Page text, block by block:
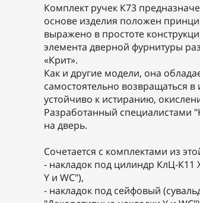
Комплект ручек К73
основе изделия положен
выражено в простоте
элемента дверной фурнитуры
«Крит».
Как и другие модели, она
самостоятельно возвращаться
устойчиво к истиранию,
Разработанный специалистами
на дверь.
Сочетается с комплектами из
- накладок под цилиндр КлЦ-К11
Y и WC"),
- накладок под сейфовый